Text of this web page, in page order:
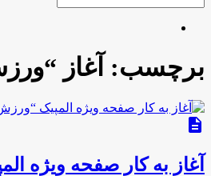
برچسب: آغاز
description
آغاز به کار صفحه ویژه